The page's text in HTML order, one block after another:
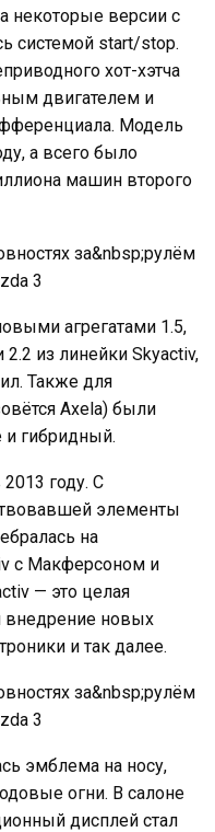
некоторые версии с
системой start/stop.
хот-хэтча
двигателем и
Модель
а всего было
машин второго
агрегатами 1.5,
из линейки Skyactiv,
Также для
Axela) были
и гибридный.
году. С
элементы
на
с Макферсоном и
— это целая
внедрение новых
и так далее.
эмблема на носу,
огни. В салоне
дисплей стал